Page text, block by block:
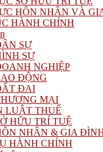
HÔN NHÂN VÀ
HÀNH CHÍNH
SỰ
SỰ
NGHIỆP
ĐỘNG
ĐAI
MẠI
LUẬT THUẾ
HỮU TRÍ TUỆ
NHÂN & GIA
HÀNH CHÍNH